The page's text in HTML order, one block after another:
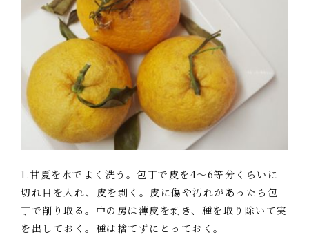
1.甘夏を水でよく洗う。包丁で皮を4～6等分くらいに
切れ目を入れ、皮を剥く。皮に傷や汚れがあったら包
丁で削り取る。中の房は薄皮を剥き、種を取り除いて実
を出しておく。種は捨てずにとっておく。